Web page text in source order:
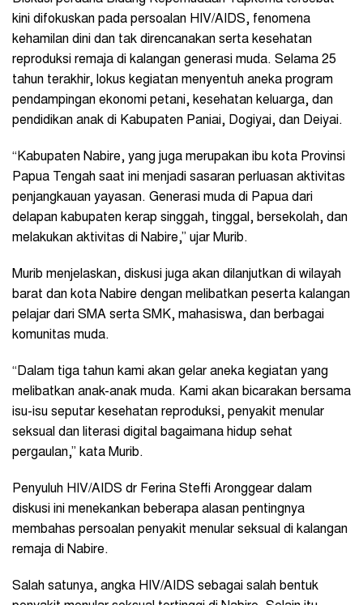
kini difokuskan pada persoalan HIV/AIDS, fenomena
kehamilan dini dan tak direncanakan serta kesehatan
reproduksi remaja di kalangan generasi muda. Selama 25
tahun terakhir, lokus kegiatan menyentuh aneka program
pendampingan ekonomi petani, kesehatan keluarga, dan
pendidikan anak di Kabupaten Paniai, Dogiyai, dan Deiyai.
“Kabupaten Nabire, yang juga merupakan ibu kota Provinsi
Papua Tengah saat ini menjadi sasaran perluasan aktivitas
penjangkauan yayasan. Generasi muda di Papua dari
delapan kabupaten kerap singgah, tinggal, bersekolah, dan
melakukan aktivitas di Nabire,” ujar Murib.
Murib menjelaskan, diskusi juga akan dilanjutkan di wilayah
barat dan kota Nabire dengan melibatkan peserta kalangan
pelajar dari SMA serta SMK, mahasiswa, dan berbagai
komunitas muda.
“Dalam tiga tahun kami akan gelar aneka kegiatan yang
melibatkan anak-anak muda. Kami akan bicarakan bersama
isu-isu seputar kesehatan reproduksi, penyakit menular
seksual dan literasi digital bagaimana hidup sehat
pergaulan,” kata Murib.
Penyuluh HIV/AIDS dr Ferina Steffi Aronggear dalam
diskusi ini menekankan beberapa alasan pentingnya
membahas persoalan penyakit menular seksual di kalangan
remaja di Nabire.
Salah satunya, angka HIV/AIDS sebagai salah bentuk